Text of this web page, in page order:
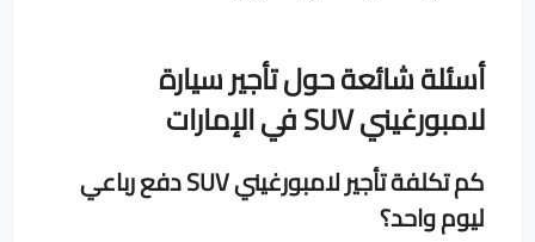
أسئلة شائعة حول تأجير سيارة
لامبورغيني SUV في الإمارات
كم تكلفة تأجير لامبورغيني SUV دفع رباعي
ليوم واحد؟